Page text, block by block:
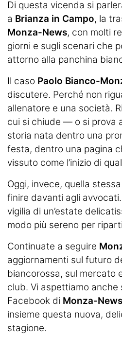
Di questa vicenda si
a Brianza in Campo, la
Monza-News, con molti
giorni e sugli scenari che
attorno alla panchina
Il caso Paolo Bianco-
discutere. Perché non
allenatore e una società.
cui si chiude — o si prova
storia nata dentro una
festa, dentro una pagina
vissuto come l’inizio di
Oggi, invece, quella
finire davanti agli avvocati.
vigilia di un’estate
modo più sereno per
Continuate a seguire
aggiornamenti sul futuro
biancorossa, sul mercato
club. Vi aspettiamo anche
Facebook di Monza-News
insieme questa nuova,
stagione.